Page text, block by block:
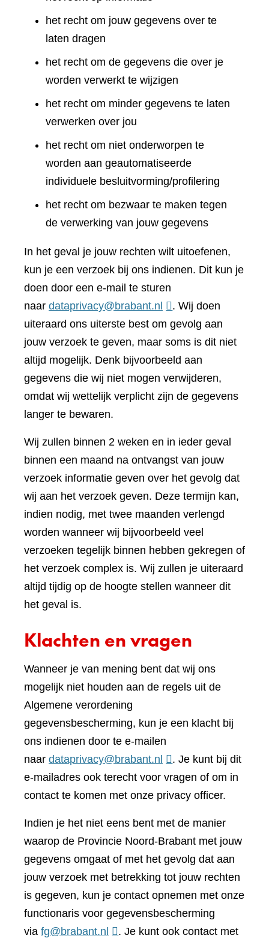
het recht om jouw gegevens over te
laten dragen
het recht om de gegevens die over je
worden verwerkt te wijzigen
het recht om minder gegevens te laten
verwerken over jou
het recht om niet onderworpen te
worden aan geautomatiseerde
individuele besluitvorming/profilering
het recht om bezwaar te maken tegen
de verwerking van jouw gegevens
In het geval je jouw rechten wilt uitoefenen,
kun je een verzoek bij ons indienen. Dit kun je
doen door een e-mail te sturen
naar dataprivacy@brabant.nl
. Wij doen
uiteraard ons uiterste best om gevolg aan
jouw verzoek te geven, maar soms is dit niet
altijd mogelijk. Denk bijvoorbeeld aan
gegevens die wij niet mogen verwijderen,
omdat wij wettelijk verplicht zijn de gegevens
langer te bewaren.
Wij zullen binnen 2 weken en in ieder geval
binnen een maand na ontvangst van jouw
verzoek informatie geven over het gevolg dat
wij aan het verzoek geven. Deze termijn kan,
indien nodig, met twee maanden verlengd
worden wanneer wij bijvoorbeeld veel
verzoeken tegelijk binnen hebben gekregen of
het verzoek complex is. Wij zullen je uiteraard
altijd tijdig op de hoogte stellen wanneer dit
het geval is.
Klachten en vragen
Wanneer je van mening bent dat wij ons
mogelijk niet houden aan de regels uit de
Algemene verordening
gegevensbescherming, kun je een klacht bij
ons indienen door te e-mailen
naar dataprivacy@brabant.nl
. Je kunt bij dit
e-mailadres ook terecht voor vragen of om in
contact te komen met onze privacy officer.
Indien je het niet eens bent met de manier
waarop de Provincie Noord-Brabant met jouw
gegevens omgaat of met het gevolg dat aan
jouw verzoek met betrekking tot jouw rechten
is gegeven, kun je contact opnemen met onze
functionaris voor gegevensbescherming
via fg@brabant.nl
. Je kunt ook contact met